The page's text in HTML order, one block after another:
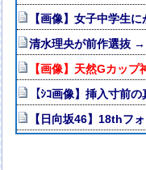
【画像】女子中学生
清水理央が前作選抜
【画像】天然Gカッ
【ｼｺ画像】挿入寸前
【日向坂46】18thフ